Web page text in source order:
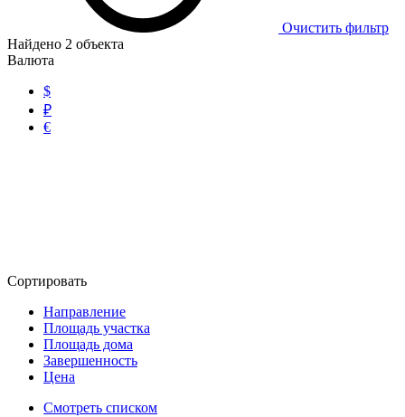
Очистить фильтр
Найдено 2 объекта
Валюта
$
₽
€
Сортировать
Направление
Площадь участка
Площадь дома
Завершенность
Цена
Смотреть списком